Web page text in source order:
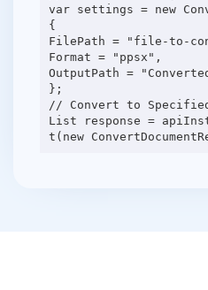
var settings = new
{
FilePath = "file-to-
Format = "ppsx",
OutputPath =
};
// Convert to
List response =